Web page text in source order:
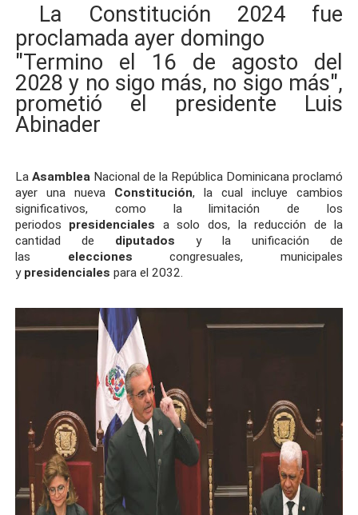
La Constitución 2024 fue
proclamada ayer domingo
"Termino el 16 de agosto del
2028 y no sigo más, no sigo más",
prometió el presidente Luis
Abinader
La Asamblea Nacional de la República Dominicana proclamó
ayer una nueva Constitución, la cual incluye cambios
significativos, como la limitación de los
periodos presidenciales a solo dos, la reducción de la
cantidad de diputados y la unificación de
las elecciones congresuales, municipales
y presidenciales para el 2032.